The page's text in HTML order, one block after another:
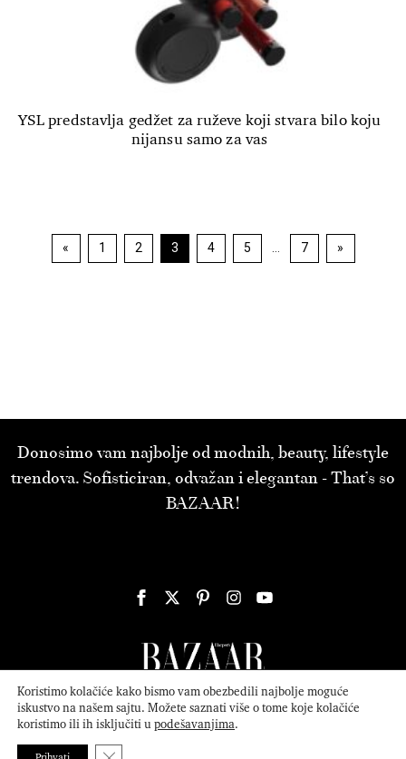
YSL predstavlja gedžet za ruževe koji stvara bilo koju
nijansu samo za vas
Navigacija
objava
«
Strana
1
Strana
2
Strana
3
Strana
4
Strana
5
Strana
7 »
Donosimo vam najbolje od modnih, beauty, lifestyle
trendova. Sofisticiran, odvažan i elegantan - That’s so
BAZAAR!
© 2026ATTICA MEDIASerbia, Inc. All Rights Reserved.
Koristimo kolačiće kako bismo vam obezbedili najbolje moguće
iskustvo na našem sajtu. Možete saznati više o tome koje kolačiće
koristimo ili ih isključiti upodešavanjima.
Close GDPR Cookie Banner